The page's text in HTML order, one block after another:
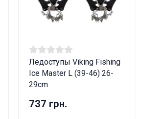
Ледоступы Viking Fishing
Ice Master L (39-46) 26-
29cm
737 грн.